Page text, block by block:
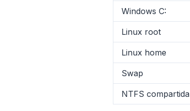
Windows C:
Linux root
Linux home
Swap
NTFS compartida